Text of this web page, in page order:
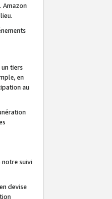
Amazon
tiers
en
au
notre suivi
devise